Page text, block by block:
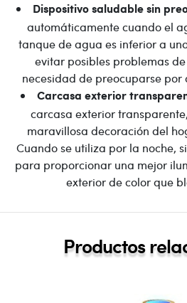
Dispositivo saludable sin
automáticamente cuando el
tanque de agua es inferior a
evitar posibles problemas
necesidad de preocuparse por
Carcasa exterior
carcasa exterior
maravillosa decoración del
Cuando se utiliza por la noche,
para proporcionar una mejor
exterior de color que
Productos